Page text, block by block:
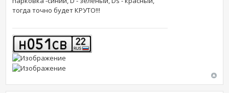
тогда точно будет КРУТО!!!